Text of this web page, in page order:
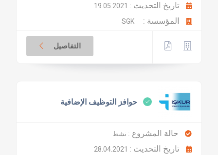
تاريخ التحديث :
المؤسسة :
التفاصيل
حوافز التوظيف الإضافية
حالة المشروع : نشط
تاريخ التحديث :